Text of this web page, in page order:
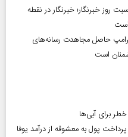
روز خبرنگار؛ خبرنگار در نقطه
حاصل مجاهدت رسانه‌های
است
برای آبی‌ها
پرداخت پول به معشوقه از درآمد یوفا